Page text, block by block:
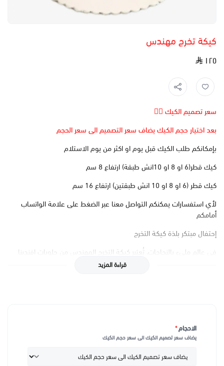
كيكة تخرج مهندس
١٢٥
سعر تصميم الكيك 👆🏻
بعد اختيار حجم الكيك يضاف سعر التصميم الى سعر الحجم
بإمكانكم طلب الكيك قبل يوم او اكثر من يوم الاستلام
كيك قطر(6 او 8 او 10انش طبقة) ارتفاع 8 سم
كيك قطر (6 او 8 او 10 انش طبقتين) ارتفاع 16 سم
لأي استفسارات يمكنكم التواصل معنا عبر الضغط على علامة الواتساب
أمامكم
إحتفال مبتكر بلذة كيكة التخرج
في عالم مليء بالنجاحات، تُعتبر كيكة التخرج المهندس من حلويات افندينا
الخيار المثالي للاحتفال بتحقيق الأحلام. يتم إعدادها بأعلى معايير الجودة،
كل تفصيلة في كيكة تخرج مهندس من حلويات افندينا مصممة بعناية لتكون
قطعة فنية بحد ذاتها. من الأدوات الهندسية المصغرة إلى قبعة التخرج
الشهيرة، نقدم لك تحفة تعبر عن تفانيك وجهدك. التصميم الأنيق والألوان
قراءة المزيد
الاحجام*
يضاف سعر تصميم الكيك الى سعر حجم الكيك